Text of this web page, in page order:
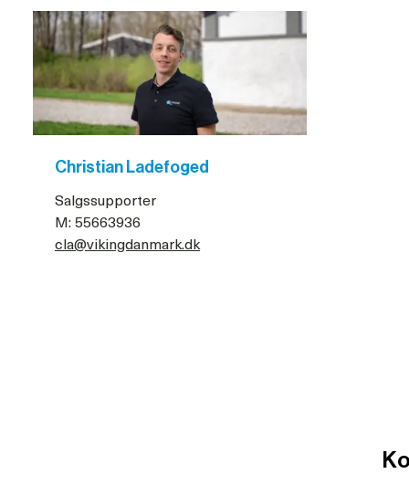
Christian Ladefoged
Salgssupporter
M: 55663936
cla@vikingdanmark.dk